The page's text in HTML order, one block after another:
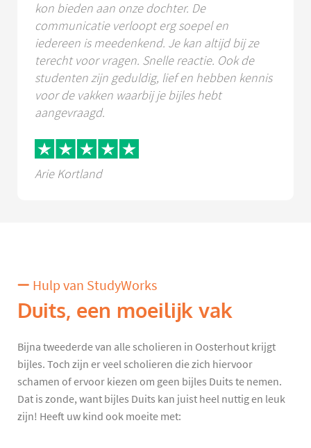
kon bieden aan onze dochter. De
communicatie verloopt erg soepel en
iedereen is meedenkend. Je kan altijd bij ze
terecht voor vragen. Snelle reactie. Ook de
studenten zijn geduldig, lief en hebben kennis
voor de vakken waarbij je bijles hebt
aangevraagd.
Arie Kortland
Hulp van StudyWorks
Duits, een moeilijk vak
Bijna tweederde van alle scholieren in Oosterhout krijgt
bijles. Toch zijn er veel scholieren die zich hiervoor
schamen of ervoor kiezen om geen bijles Duits te nemen.
Dat is zonde, want bijles Duits kan juist heel nuttig en leuk
zijn! Heeft uw kind ook moeite met: